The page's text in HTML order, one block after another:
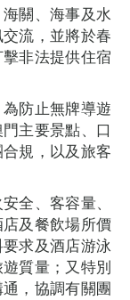
關、海事及水
流，並將於春
非法提供住宿
防止無牌導遊
主要景點、口
規，以及旅客
全、客容量、
及餐飲場所價
求及酒店游泳
質量；又特別
，協調有關團